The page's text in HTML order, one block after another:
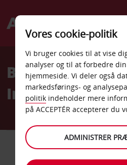
Welcome
AvisBilleje
Internationale
Vores cookie-politik
Vi bruger cookies til at vise
analyser og til at forbedre
hjemmeside. Vi deler også
markedsførings- og
politik indeholder mere
på ACCEPTÉR accepterer du
ADMINISTRER